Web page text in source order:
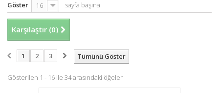
Göster 16 sayfa başına
Karşılaştır (0)
Tümünü Göster
1 2 3
Gösterilen 1 - 16 ile 34 arasındaki öğeler